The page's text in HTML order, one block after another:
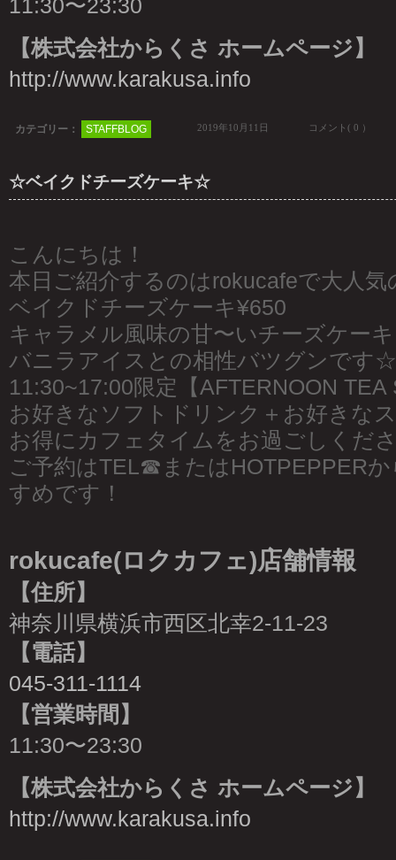
11:30〜23:30
【株式会社からくさ ホームページ】
http://www.karakusa.info
カテゴリー： STAFFBLOG 2019年10月11日 コメント( 0 ）
☆ベイクドチーズケーキ☆
こんにちは！
本日ご紹介するのはrokucafeで大人気
ベイクドチーズケーキ¥650
キャラメル風味の甘〜いチーズケーキ
バニラアイスとの相性バツグンです☆
11:30~17:00限定【AFTERNOON TEA
お好きなソフトドリンク＋お好きな
お得にカフェタイムをお過ごしくだ
ご予約はTEL☎︎またはHOTPEPPER
すめです！
rokucafe(ロクカフェ)店舗情報
【住所】
神奈川県横浜市西区北幸2-11-23
【電話】
045-311-1114
【営業時間】
11:30〜23:30
【株式会社からくさ ホームページ】
http://www.karakusa.info